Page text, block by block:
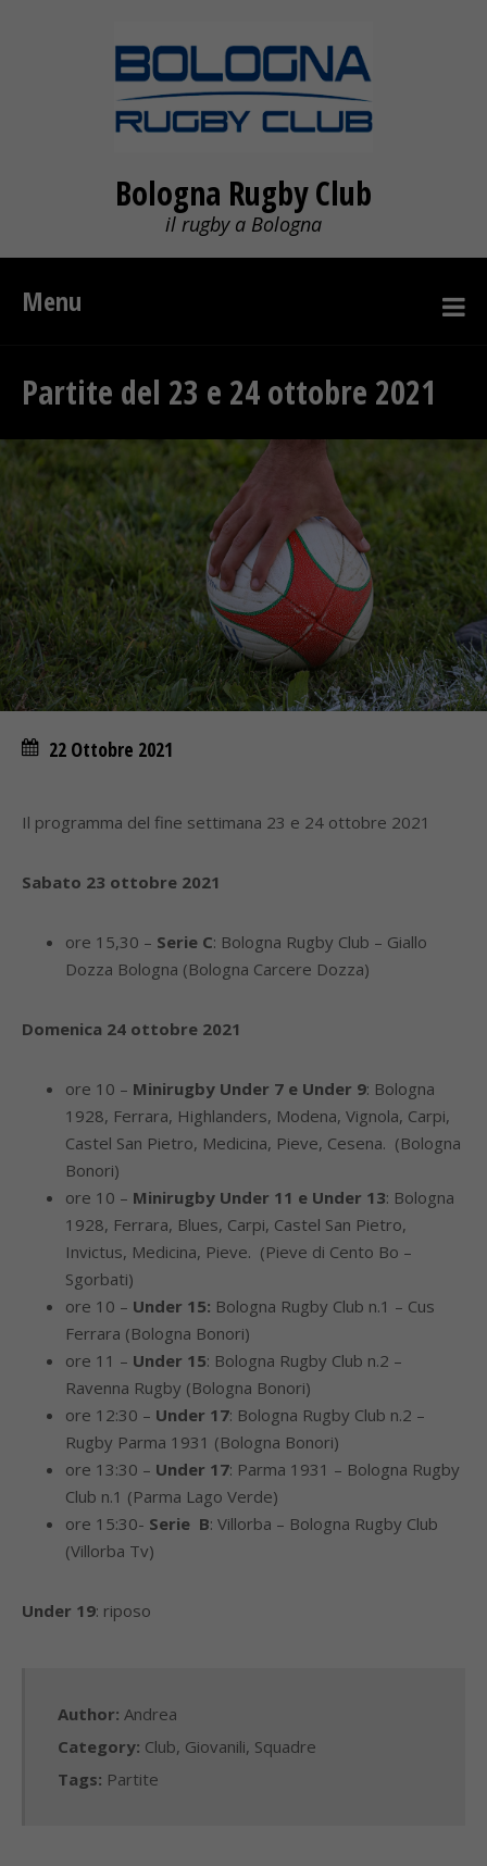
Bologna Rugby Club
il rugby a Bologna
Menu
Partite del 23 e 24 ottobre 2021
22 Ottobre 2021
Il programma del fine settimana 23 e 24 ottobre 2021
Sabato 23 ottobre 2021
ore 15,30 – Serie C: Bologna Rugby Club – Giallo
Dozza Bologna (Bologna Carcere Dozza)
Domenica 24 ottobre 2021
ore 10 – Minirugby Under 7 e Under 9: Bologna
1928, Ferrara, Highlanders, Modena, Vignola, Carpi,
Castel San Pietro, Medicina, Pieve, Cesena. (Bologna
Bonori)
ore 10 – Minirugby Under 11 e Under 13: Bologna
1928, Ferrara, Blues, Carpi, Castel San Pietro,
Invictus, Medicina, Pieve. (Pieve di Cento Bo –
Sgorbati)
ore 10 – Under 15: Bologna Rugby Club n.1 – Cus
Ferrara (Bologna Bonori)
ore 11 – Under 15: Bologna Rugby Club n.2 –
Ravenna Rugby (Bologna Bonori)
ore 12:30 – Under 17: Bologna Rugby Club n.2 –
Rugby Parma 1931 (Bologna Bonori)
ore 13:30 – Under 17: Parma 1931 – Bologna Rugby
Club n.1 (Parma Lago Verde)
ore 15:30- Serie B: Villorba – Bologna Rugby Club
(Villorba Tv)
Under 19: riposo
Author: Andrea
Category: Club, Giovanili, Squadre
Tags: Partite